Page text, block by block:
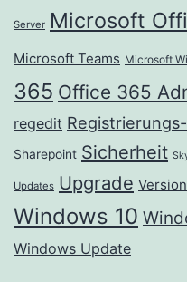
Server Microsoft
Microsoft Teams Microsoft
365 Office 365
regedit
Sharepoint Sicherheit
Updates Upgrade
Windows 10
Windows Update